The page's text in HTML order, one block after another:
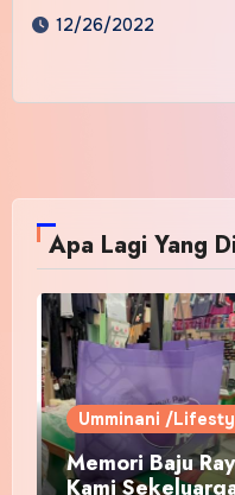
12/26/2022
Apa Lagi Yang
Umminani /
Memori Baju
Kami